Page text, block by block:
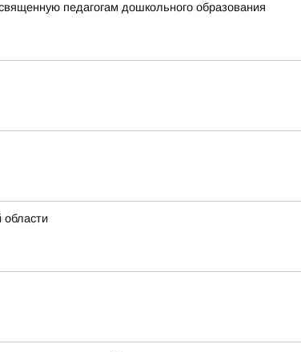
педагогам дошкольного образования
области